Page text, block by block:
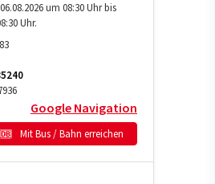
um 08:30 Uhr bis
Uhr.
Google Navigation
Mit Bus / Bahn erreichen